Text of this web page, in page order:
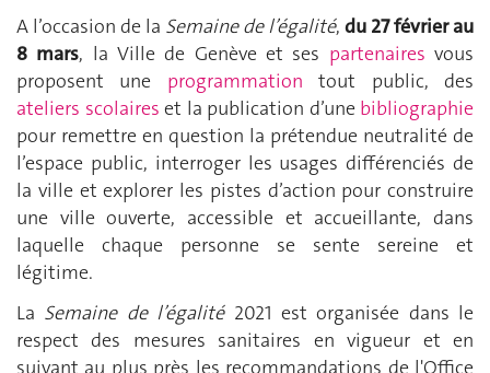
A l’occasion de la Semaine de l’égalité, du 27 février au
8 mars, la Ville de Genève et ses partenaires vous
proposent une programmation tout public, des
ateliers scolaires et la publication d’une bibliographie
pour remettre en question la prétendue neutralité de
l’espace public, interroger les usages différenciés de
la ville et explorer les pistes d’action pour construire
une ville ouverte, accessible et accueillante, dans
laquelle chaque personne se sente sereine et
légitime.
La Semaine de l’égalité2021 est organisée dans le
respect des mesures sanitaires en vigueur et en